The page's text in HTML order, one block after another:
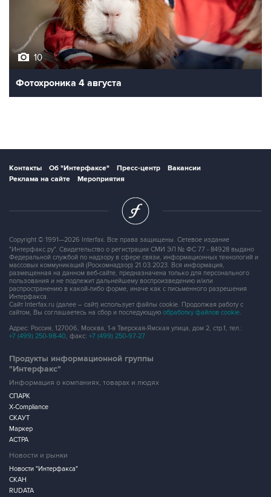
10
Фотохроника 4 августа
Контакты Об "Интерфаксе" Пресс-центр
Вакансии
Реклама на сайте
Мероприятия
Copyright © 1991—2026 Interfax. Все права защищены. Сетевое издание
"Интерфакс.ру". Свидетельство о регистрации СМИ ЭЛ № ФС 77 - 84928 выдано
Федеральной службой по надзору в сфере связи, информационных технологий и
массовых коммуникаций (Роскомнадзор) 21.03.2023. Вся информация,
размещенная на данном веб-сайте, предназначена только для персонального
пользования и не подлежит дальнейшему воспроизведению и/или
распространению в какой-либо форме, иначе как с письменного разрешения
Интерфакса.
Сайт Interfax.ru (далее – сайт) использует файлы cookie. Продолжая работу с
сайтом, Вы соглашаетесь на сбор и последующую обработку файлов cookie.
Адрес: Россия, 127006, Москва, 1-я Тверская-Ямская улица, дом 2, стр.1, тел.:
+7 (499) 250-98-40, факс: +7 (499) 250-97-27
Продукты информационной группы
"Интерфакс"
Информация о компаниях, товарах и людях
СПАРК
X-Compliance
СКАУТ
Маркер
АСТРА
Новости и рынки
Новости "Интерфакса"
СКАН
RUDATA